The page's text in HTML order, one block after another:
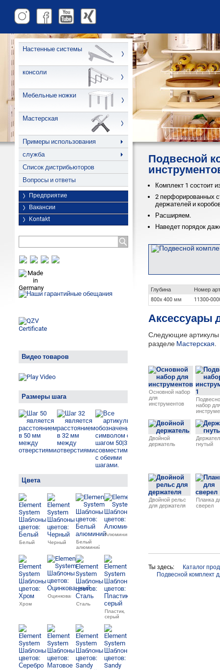
Настенные системы
консоли
Мебельные ножки
Мастерская
Примеры использования
служба
Список дистрибьюторов
Вопросы и ответы
Предприятие
Вакансии
Kontakt
Видео товаров
Размеры шага
Цвета
Белый Черный
Белый
алюминий
Алюминий
Хром
Оцинкованный
Сталь
Пластик,
серый
Подвесной
Комплект 1 состоит
2 перфорированных
держателей и
Расширяем.
Наведет порядок
Глубина
Номер
800x 400 мм
11300-
Аксессуары
Следующие артикулы
разделе Мастерская.
Основной набор
для
инструментов
набор
Двойной
держатель
гнутый
Двойной рельс
для держателя
Планка
сверел
Ты здесь:
Каталог
Подвесной комплект